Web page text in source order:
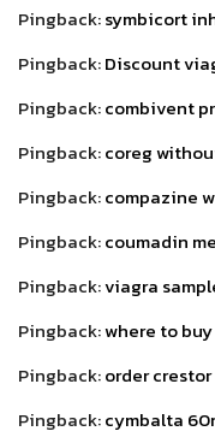
Pingback:symbicort
Pingback:Discount
Pingback:combivent
Pingback:coreg
Pingback:compazine
Pingback:coumadin
Pingback:viagra
Pingback:where to
Pingback:order crestor
Pingback:cymbalta